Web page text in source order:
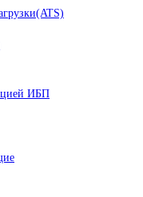
ИБП